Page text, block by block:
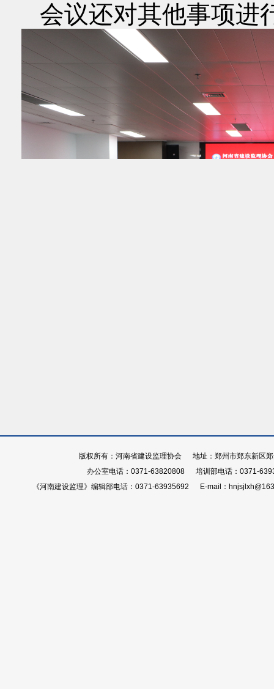
会议还对其他事项进
版权所有：河南省建设监理协会 地址：郑州市郑东新区
办公室电话：0371-63820808 培训部电话：0371-
《河南建设监理》编辑部电话：0371-63935692 E-mail：